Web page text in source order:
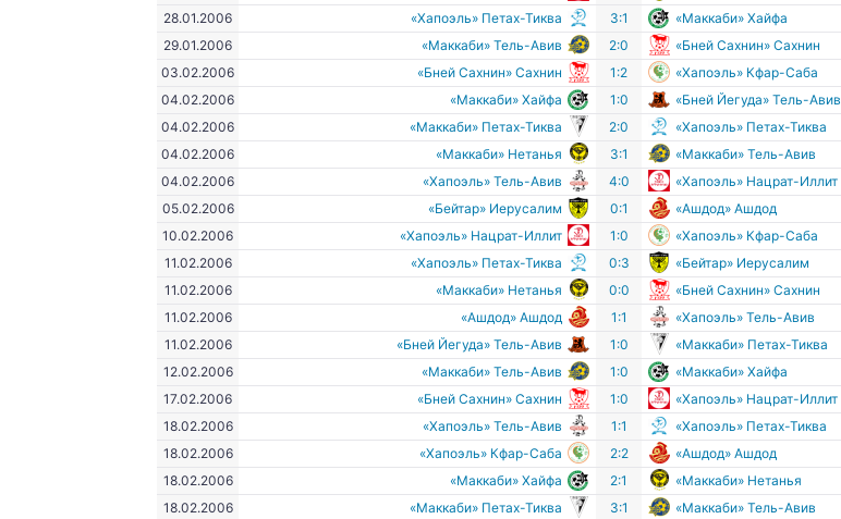
28.01.2006
«Хапоэль» Петах-Тиква 3:1 «Маккаби» Хайфа
29.01.2006
«Маккаби» Тель-Авив 2:0 «Бней Сахнин» Сахнин
03.02.2006
«Бней Сахнин» Сахнин 1:2 «Хапоэль» Кфар-Саба
04.02.2006
«Маккаби» Хайфа 1:0 «Бней Йегуда» Тель-Авив
04.02.2006
«Маккаби» Петах-Тиква 2:0 «Хапоэль» Петах-Тиква
04.02.2006
«Маккаби» Нетанья 3:1 «Маккаби» Тель-Авив
04.02.2006
«Хапоэль» Тель-Авив 4:0 «Хапоэль» Нацрат-Иллит
05.02.2006
«Бейтар» Иерусалим 0:1 «Ашдод» Ашдод
10.02.2006
«Хапоэль» Нацрат-Иллит 1:0 «Хапоэль» Кфар-Саба
11.02.2006
«Хапоэль» Петах-Тиква 0:3 «Бейтар» Иерусалим
11.02.2006
«Маккаби» Нетанья 0:0 «Бней Сахнин» Сахнин
11.02.2006
«Ашдод» Ашдод 1:1 «Хапоэль» Тель-Авив
11.02.2006
«Бней Йегуда» Тель-Авив 1:0 «Маккаби» Петах-Тиква
12.02.2006
«Маккаби» Тель-Авив 1:0 «Маккаби» Хайфа
17.02.2006
«Бней Сахнин» Сахнин 1:0 «Хапоэль» Нацрат-Иллит
18.02.2006
«Хапоэль» Тель-Авив 1:1 «Хапоэль» Петах-Тиква
18.02.2006
«Хапоэль» Кфар-Саба 2:2 «Ашдод» Ашдод
18.02.2006
«Маккаби» Хайфа 2:1 «Маккаби» Нетанья
18.02.2006
«Маккаби» Петах-Тиква 3:1 «Маккаби» Тель-Авив